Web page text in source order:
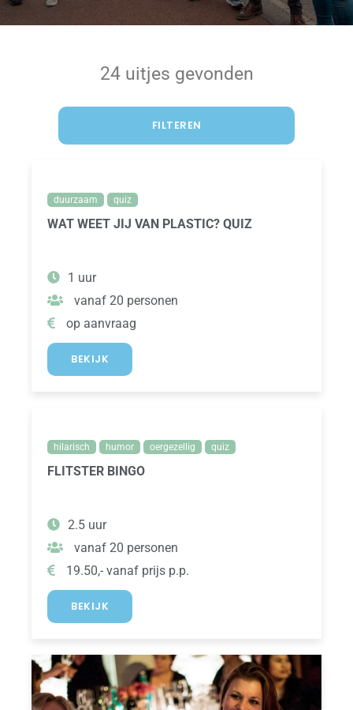
24 uitjes gevonden
FILTEREN
duurzaam quiz
WAT WEET JIJ VAN PLASTIC? QUIZ
1 uur
vanaf 20 personen
op aanvraag
BEKIJK
hilarisch humor oergezellig quiz
FLITSTER BINGO
2.5 uur
vanaf 20 personen
19.50,- vanaf prijs p.p.
BEKIJK